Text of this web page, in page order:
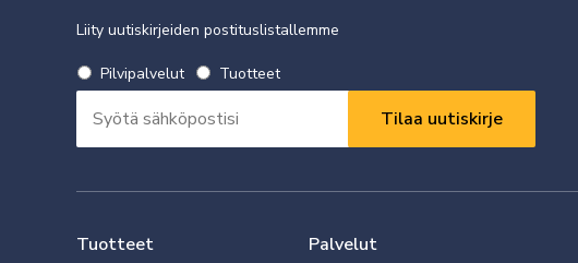
Liity uutiskirjeiden postituslistallemme
Valitse
uutiskirje
*
Vaaditaan
Pilvipalvelut Tuotteet
Sähköpostiosoite
*
Vaaditaan
Tuotteet
Palvelut